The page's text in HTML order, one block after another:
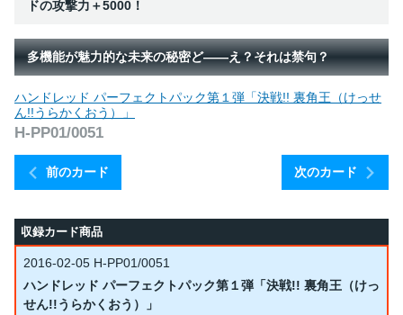
ドの攻撃力＋5000！
多機能が魅力的な未来の秘密ど――え？それは禁句？
前のカード
ハンドレッド パーフェクトパック第１弾「決戦!! 裏角王（けっせ
ん!!うらかくおう）」
H-PP01/0051
次のカード
収録カード商品
2016-02-05 H-PP01/0051
ハンドレッド パーフェクトパック第１弾「決戦!! 裏角王（けっ
せん!!うらかくおう）」